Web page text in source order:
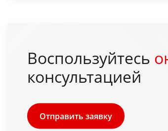
Воспользуйтесь
консультацией
Отправить заявку